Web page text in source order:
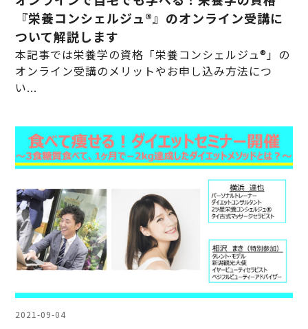
『栄養コンシェルジュ®』のオンライン受講に
ついて解説します
本記事では栄養学の資格「栄養コンシェルジュ®」の
オンライン受講のメリットやお申し込み方法につ
い...
2021-09-04